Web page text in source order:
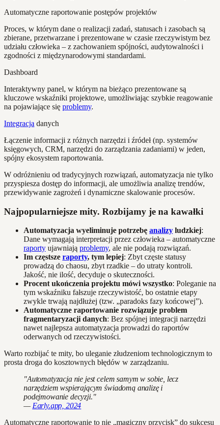
Automatyczne raportowanie postępów projektów
Proces, w którym dane o realizacji zadań, statusach i zasobach są
zbierane, przetwarzane i prezentowane w czasie rzeczywistym bez
udziału człowieka – z zachowaniem spójności, audytowalności i
zgodności z międzynarodowymi standardami.
Dashboard
Interaktywny panel, w którym na bieżąco prezentowane są
kluczowe wskaźniki projektowe, umożliwiając szybkie reagowanie
na pojawiające się problemy.
Integracja danych
Łączenie informacji z różnych narzędzi i źródeł (np. systemów
księgowych, CRM, narzędzi do zarządzania zadaniami) w jeden,
spójny ekosystem raportowania.
W odróżnieniu od tradycyjnych rozwiązań, automatyzacja nie tylko
przyspiesza dostęp do informacji, ale umożliwia analizę trendów,
przewidywanie zagrożeń i dynamiczne skalowanie procesów.
Najpopularniejsze mity. Rozbijamy je na kawałki
Automatyzacja wyeliminuje potrzebę analizy ludzkiej:
Dane wymagają interpretacji przez człowieka – automatyczne
raporty ujawniają problemy, ale nie podają rozwiązań.
Im częstsze raporty, tym lepiej: Zbyt częste statusy
prowadzą do chaosu, zbyt rzadkie – do utraty kontroli.
Jakość, nie ilość, decyduje o skuteczności.
Procent ukończenia projektu mówi wszystko: Poleganie na
tym wskaźniku fałszuje rzeczywistość, bo ostatnie etapy
zwykle trwają najdłużej (tzw. „paradoks fazy końcowej”).
Automatyczne raportowanie rozwiązuje problem
fragmentaryzacji danych: Bez spójnej integracji narzędzi
nawet najlepsza automatyzacja prowadzi do raportów
oderwanych od rzeczywistości.
Warto rozbijać te mity, bo uleganie złudzeniom technologicznym to
prosta droga do kosztownych błędów w zarządzaniu.
"Automatyzacja nie jest celem samym w sobie, lecz
narzędziem wspierającym świadomą analizę i
podejmowanie decyzji."
— Early.app, 2024
Automatyczne raportowanie to nie „magiczny przycisk” do sukcesu